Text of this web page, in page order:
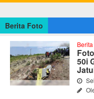
Berita Foto
50i